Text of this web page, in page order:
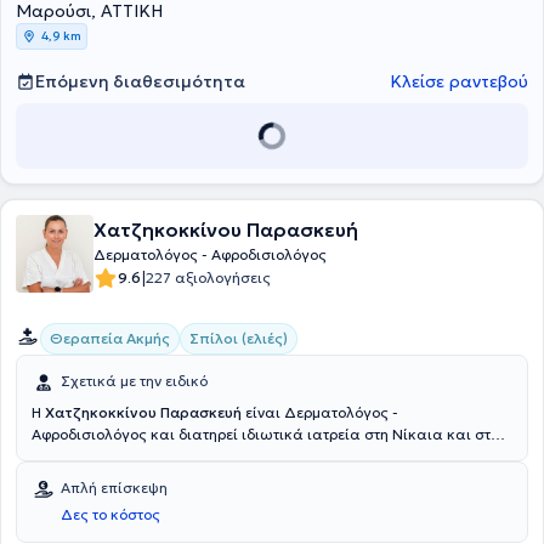
Μαρούσι, ΑΤΤΙΚΗ
4,9 km
Επόμενη διαθεσιμότητα Κλείσε ραντεβού
Χατζηκοκκίνου Παρασκευή
Δερματολόγος - Αφροδισιολόγος
9.6|227 αξιολογήσεις
Θεραπεία Ακμής Σπίλοι (ελιές)
Σχετικά με την ειδικό
Η Χατζηκοκκίνου Παρασκευή είναι Δερματολόγος -
Αφροδισιολόγος και διατηρεί ιδιωτικά ιατρεία στη Νίκαια και στη
και Καποδιστριακού Πανεπιστημίου Αθηνών και διπλωματούχος
στη δερματοσκόπηση σπίλων (Advanced Dermatoscopy
Certificate). Πραγματοποίησε την ειδίκευσή της στη Δερματολογία
Απλή επίσκεψη
Δες το κόστος